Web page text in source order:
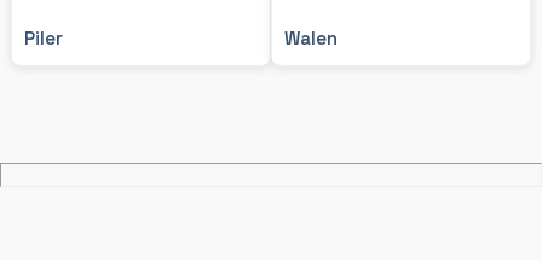
Piler Walen